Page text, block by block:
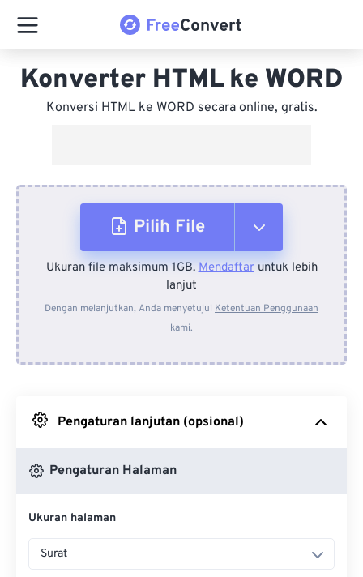
Konverter HTML ke WORD
Konversi HTML ke WORD secara online, gratis.
Pilih File
Dari Perangkat
Dari Dropbox
Ukuran file maksimum 1GB.Mendaftaruntuk lebih
lanjut
Dengan melanjutkan, Anda menyetujui Ketentuan Penggunaan
kami.
Pengaturan lanjutan (opsional)
Pengaturan Halaman
Ukuran halaman
Surat